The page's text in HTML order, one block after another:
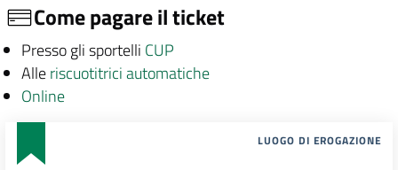
Come pagare il ticket
Presso gli sportelli CUP
Alleriscuotitrici automatiche
Online
LUOGO DI EROGAZIONE